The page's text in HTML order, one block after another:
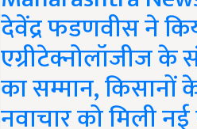
देवेंद्र फडणवीस ने
एग्रीटेक्नोलॉजीज के
का सम्मान, किसानों
नवाचार को मिली